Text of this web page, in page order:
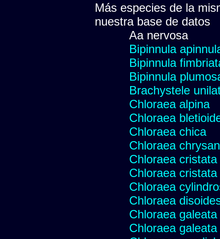
Más especies de la
nuestra base de datos
Aa nervosa
Bipinnula
Bipinnula
Bipinnula
Brachystele
Chloraea alpina
Chloraea
Chloraea chica
Chloraea
Chloraea cristata
Chloraea
Chloraea
Chloraea
Chloraea galeata
Chloraea galeata